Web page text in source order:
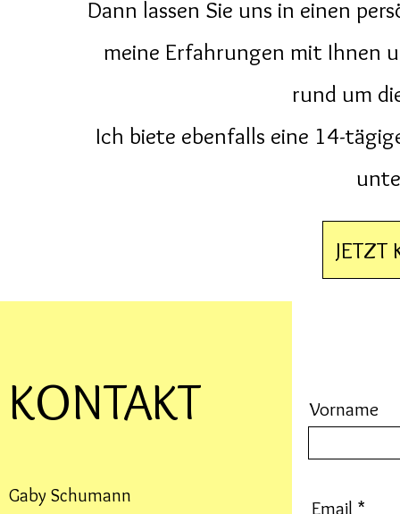
Dann lassen Sie uns in einen
meine Erfahrungen mit Ihnen
rund um
Ich biete ebenfalls eine 14-
JETZT
KONTAKT
Gaby Schumann
Vorname
Email